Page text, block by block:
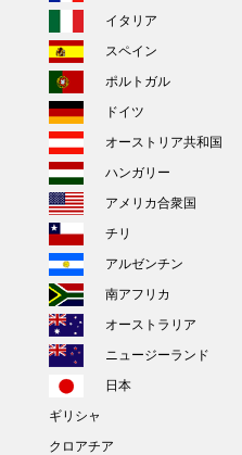
イタリア
スペイン
ポルトガル
ドイツ
オーストリア共和国
ハンガリー
アメリカ合衆国
チリ
アルゼンチン
南アフリカ
オーストラリア
ニュージーランド
日本
ギリシャ
クロアチア